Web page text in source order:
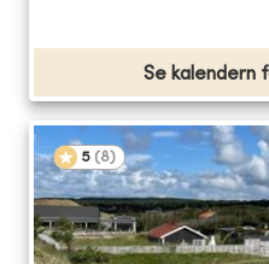
Se kalendern
5 (8)